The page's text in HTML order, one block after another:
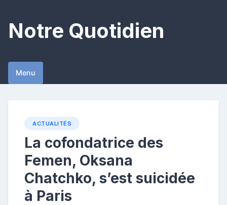
content
Notre Quotidien
Menu
ACTUALITÉS
La cofondatrice des
Femen, Oksana
Chatchko, s’est suicidée
à Paris